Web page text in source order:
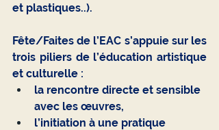
et plastiques..).
Fête/Faites de l’EAC s’appuie sur les
trois piliers de l’éducation artistique
et culturelle :
la rencontre directe et sensible
avec les œuvres,
l’initiation à une pratique